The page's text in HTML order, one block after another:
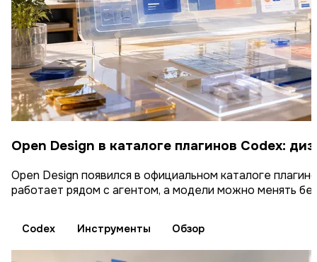
Open Design в каталоге плагинов Codex:
Open Design появился в официальном каталоге
работает рядом с агентом, а модели можно менять
Codex Инструменты Обзор